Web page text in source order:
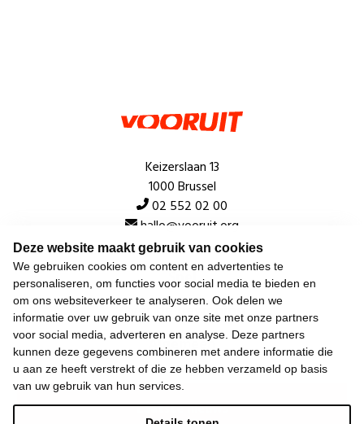
Deze website maakt gebruik van cookies
We gebruiken cookies om content en advertenties te
personaliseren, om functies voor social media te bieden en
om ons websiteverkeer te analyseren. Ook delen we
informatie over uw gebruik van onze site met onze partners
voor social media, adverteren en analyse. Deze partners
kunnen deze gegevens combineren met andere informatie die
u aan ze heeft verstrekt of die ze hebben verzameld op basis
van uw gebruik van hun services.
Keizerslaan 13
1000 Brussel
02 552 02 00
hallo@vooruit.org
Snel
Over de beweging
Algemeen
Laatste nieuws